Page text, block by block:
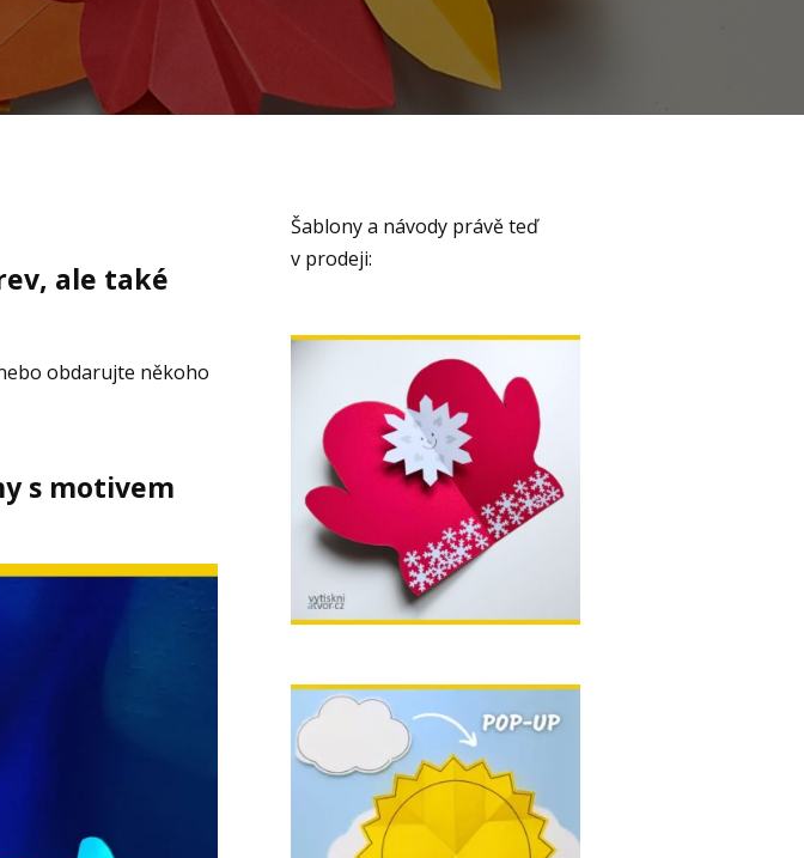
ale také
obdarujte někoho
s motivem
Šablony a návody právě teď
v prodeji: